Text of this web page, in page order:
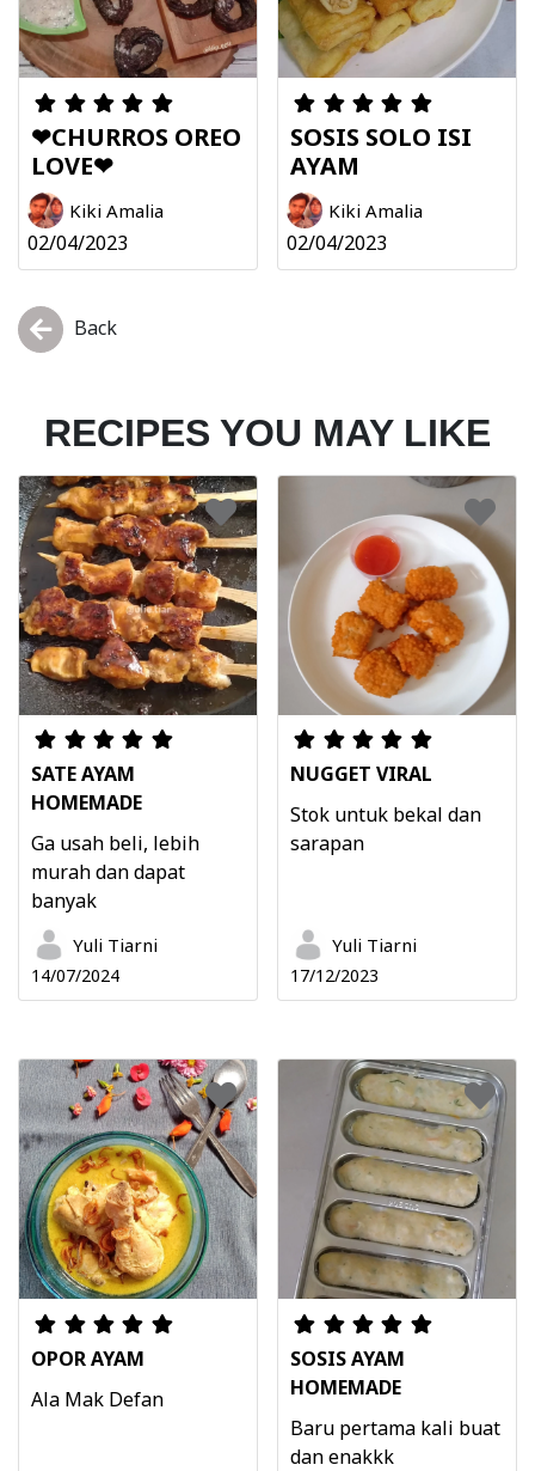
❤CHURROS OREO
LOVE❤
Kiki Amalia
02/04/2023
SOSIS SOLO ISI
AYAM
Kiki Amalia
02/04/2023
Back
RECIPES YOU MAY LIKE
SATE AYAM
HOMEMADE
Ga usah beli, lebih
murah dan dapat
banyak
Yuli Tiarni
14/07/2024
NUGGET VIRAL
Stok untuk bekal dan
sarapan
Yuli Tiarni
17/12/2023
OPOR AYAM
Ala Mak Defan
SOSIS AYAM
HOMEMADE
Baru pertama kali buat
dan enakkk